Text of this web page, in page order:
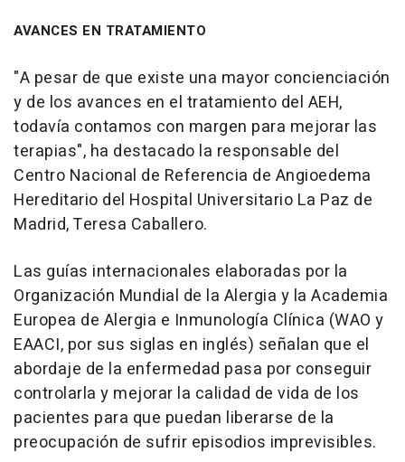
AVANCES EN TRATAMIENTO
"A pesar de que existe una mayor concienciación
y de los avances en el tratamiento del AEH,
todavía contamos con margen para mejorar las
terapias", ha destacado la responsable del
Centro Nacional de Referencia de Angioedema
Hereditario del Hospital Universitario La Paz de
Madrid, Teresa Caballero.
Las guías internacionales elaboradas por la
Organización Mundial de la Alergia y la Academia
Europea de Alergia e Inmunología Clínica (WAO y
EAACI, por sus siglas en inglés) señalan que el
abordaje de la enfermedad pasa por conseguir
controlarla y mejorar la calidad de vida de los
pacientes para que puedan liberarse de la
preocupación de sufrir episodios imprevisibles.